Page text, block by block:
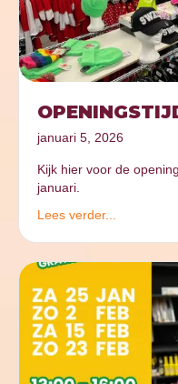
januari 5, 2026
Kijk hier voor de
januari.
Lees verder...